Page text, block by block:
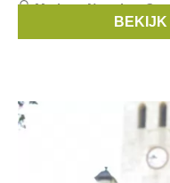
Merken:Noppies,
Esprit Maternity, ...
BEKIJK